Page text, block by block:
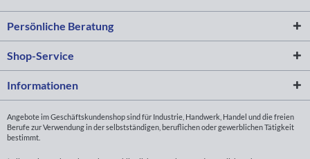
Persönliche Beratung
Shop-Service
Informationen
Angebote im Geschäftskundenshop sind für Industrie, Handwerk, Handel und die freien
Berufe zur Verwendung in der selbstständigen, beruflichen oder gewerblichen Tätigkeit
bestimmt.